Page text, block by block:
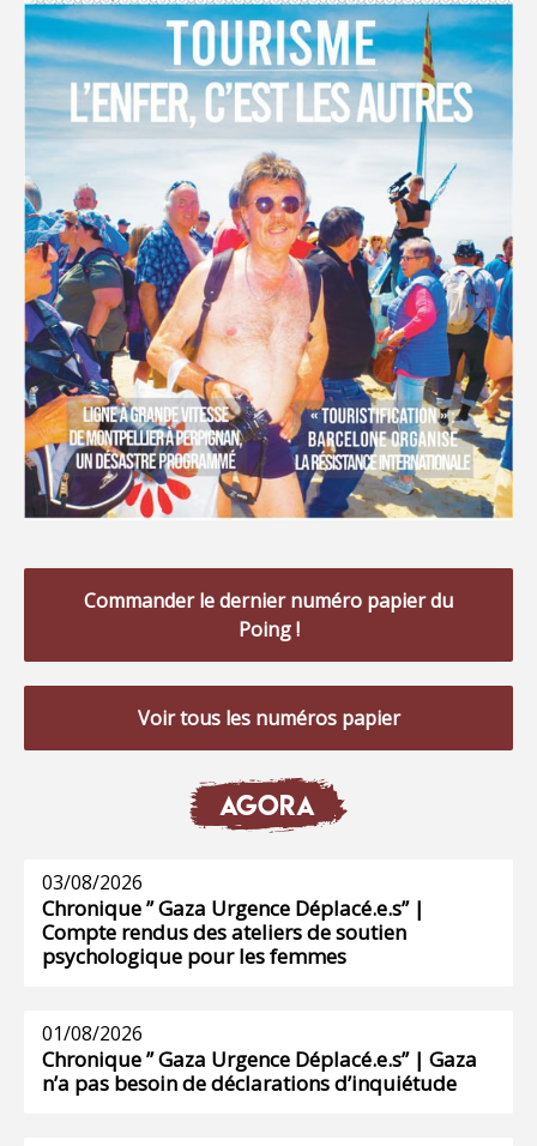
Commander le dernier numéro papier du
Poing !
Voir tous les numéros papier
AGORA
03/08/2026
Chronique ” Gaza Urgence Déplacé.e.s” |
Compte rendus des ateliers de soutien
psychologique pour les femmes
01/08/2026
Chronique ” Gaza Urgence Déplacé.e.s” | Gaza
n’a pas besoin de déclarations d’inquiétude